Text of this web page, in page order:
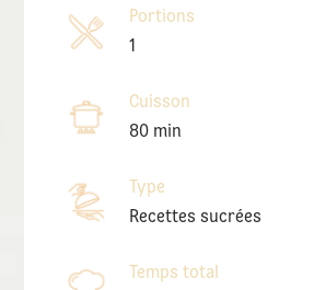
Portions
1
Cuisson
80 min
Type
Recettes sucrées
Temps total